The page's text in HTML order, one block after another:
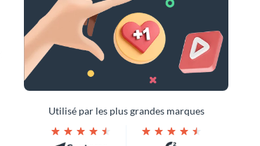
Utilisé par les plus grandes marques